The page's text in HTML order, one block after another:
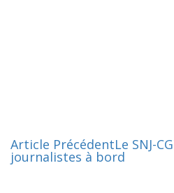
Article PrécédentLe SNJ-
journalistes à bord